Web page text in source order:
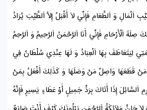
اَلْمَالِ وَ اَلطَّعَامِ فَإِنِّي لاَ أَقْبَلُ إِلاَّ اَلطَّيِّبَ يُرَادُ
اَلْأَرْحَامِ فَإِنِّي أَنَا اَلرَّحْمَنُ اَلرَّحِيمُ وَ اَلرَّحِمُ
لِيَتَعَاطَفَ بِهَا اَلْعِبَادُ وَ لَهَا عِنْدِي سُلْطَانٌ فِي
مَنْ قَطَعَهَا وَاصِلٌ مَنْ وَصَلَهَا وَ كَذَلِكَ أَفْعَلُ بِمَنْ
اَلسَّائِلَ إِذَا أَتَاكَ بِرَدٍّ جَمِيلٍ أَوْ عَطَاءٍ يَسِيرٍ فَإِنَّهُ